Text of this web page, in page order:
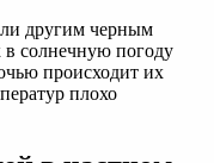
другим черным
в солнечную погоду
происходит их
плохо